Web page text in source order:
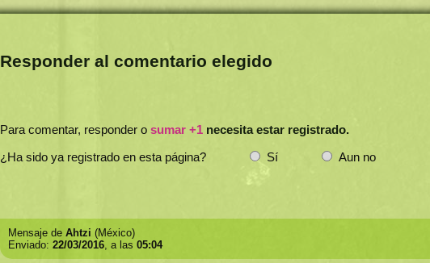
Responder al comentario elegido
Para comentar, responder o sumar +1 necesita estar registrado.
¿Ha sido ya registrado en esta página?
Sí Aun no
Mensaje de Ahtzi (México)
Enviado: 22/03/2016, a las 05:04